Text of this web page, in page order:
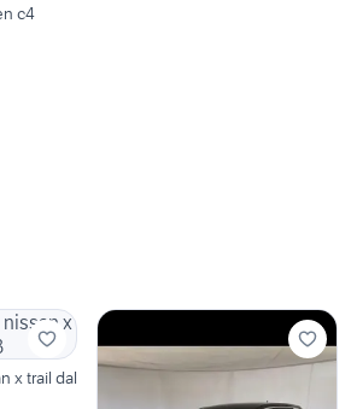
c4
x trail dal